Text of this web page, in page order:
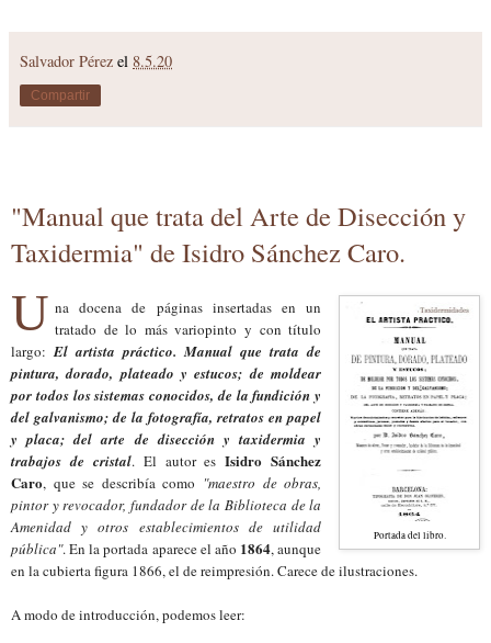
Salvador Pérez el 8.5.20
Compartir
"Manual que trata del Arte de Disección y
Taxidermia" de Isidro Sánchez Caro.
Portada del libro.
U na docena de páginas insertadas en un
tratado de lo más variopinto y con título
largo:El artista práctico. Manual que trata de
pintura, dorado, plateado y estucos; de moldear
por todos los sistemas conocidos, de la fundición y
del galvanismo; de la fotografía, retratos en papel
y placa; del arte de disección y taxidermia y
trabajos de cristal. El autor esIsidro Sánchez
Caro, que se describía como "maestro de obras,
pintor y revocador, fundador de la Biblioteca de la
Amenidad y otros establecimientos de utilidad
pública". En la portada aparece el año 1864, aunque
en la cubierta figura 1866, el de reimpresión. Carece de ilustraciones.
A modo de introducción, podemos leer: